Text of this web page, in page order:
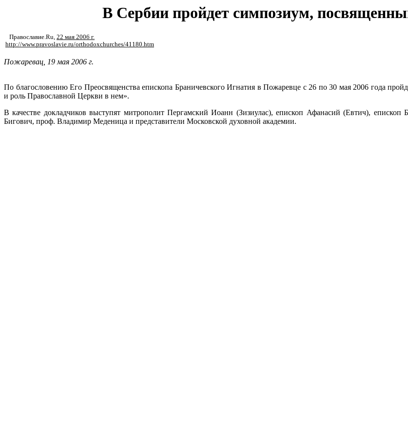
В Сербии пройдет симпозиум,
Православие.Ru, 22 мая 2006 г.
http://www.pravoslavie.ru/orthodoxchurches/41180.htm
Пожаревац, 19 мая 2006 г.
По благословению Его Преосвященства епископа Браничевского Игнатия в Пожаревце с 26 по 30 мая 2006 года
и роль Православной Церкви в нем».
В качестве докладчиков выступят митрополит Пергамский Иоанн (Зизиулас), епископ Афанасий (Евтич),
Бигович, проф. Владимир Меденица и представители Московской духовной академии.